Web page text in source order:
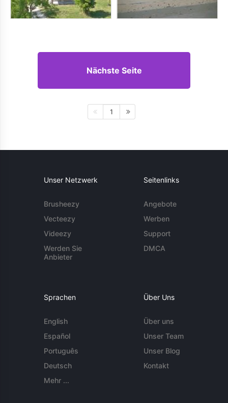
Nächste Seite
1
Unser Netzwerk
Brusheezy
Vecteezy
Videezy
Werden Sie
Anbieter
Seitenlinks
Angebote
Werben
Support
DMCA
Sprachen
English
Español
Português
Deutsch
Mehr ...
Über Uns
Über uns
Unser Team
Unser Blog
Kontakt